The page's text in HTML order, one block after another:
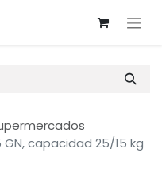
capacidad 25/15 kg